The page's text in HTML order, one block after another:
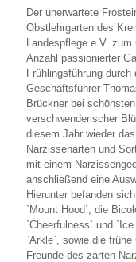
Der unerwartete
Obstlehrgarten des
Landespflege e.V.
Anzahl passionierter
Frühlingsführung
Geschäftsführer
Brückner bei
verschwenderischer
diesem Jahr wieder
Narzissenarten und
mit einem
anschließend eine
Hierunter befanden
`Mount Hood`, die
`Cheerfulness` und
`Arkle`, sowie die
Freunde des zarten